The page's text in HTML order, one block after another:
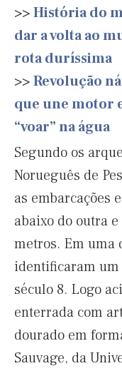
>>História do
dar a volta ao
rota duríssima
>>Revolução
que une motor
“voar” na água
Segundo os
Norueguês de
as embarcações
abaixo do outra
metros. Em uma
identificaram
século 8. Logo
enterrada com
dourado em
Sauvage, da